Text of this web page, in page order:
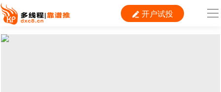
 开户试投
导